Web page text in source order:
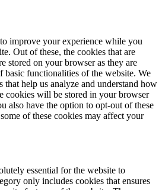
improve your experience while you
Out of these, the cookies that are
stored on your browser as they are
basic functionalities of the website. We
that help us analyze and understand how
cookies will be stored in your browser
also have the option to opt-out of these
of these cookies may affect your
essential for the website to
only includes cookies that ensures